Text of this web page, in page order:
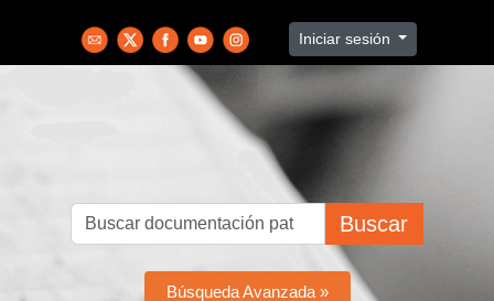
Iniciar sesión
Buscar
Búsqueda Avanzada »